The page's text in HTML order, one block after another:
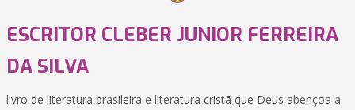
ESCRITOR CLEBER JUNIOR FERREIRA
DA SILVA
livro de literatura brasileira e literatura cristã que Deus abençoa a